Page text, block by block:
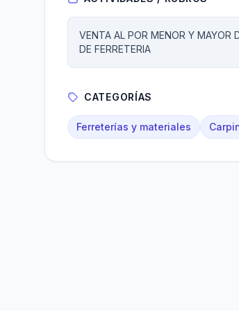
VENTA AL POR MENOR Y MAYOR
DE FERRETERIA
CATEGORÍAS
Ferreterías y materiales